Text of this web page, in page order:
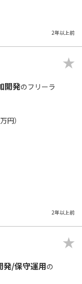
2年以上前
開発のフリーラ
円）
2年以上前
発/保守運用の